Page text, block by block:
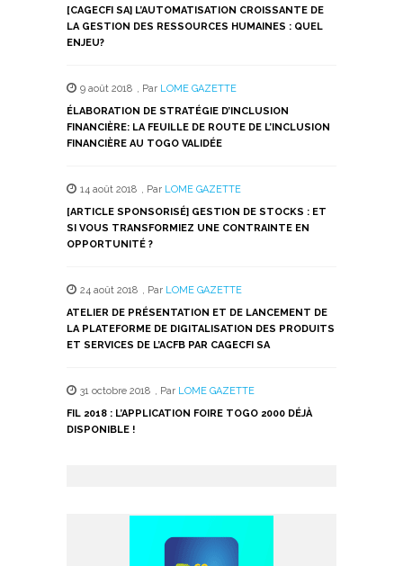
fenêtre)fenêtre) fenêtre)fenêtre) fenêtre)
[CAGECFI SA] L’AUTOMATISATION CROISSANTE DE
LA GESTION DES RESSOURCES HUMAINES : QUEL
ENJEU?
9 août 2018 , Par LOME GAZETTE
ÉLABORATION DE STRATÉGIE D’INCLUSION
FINANCIÈRE: LA FEUILLE DE ROUTE DE L’INCLUSION
FINANCIÈRE AU TOGO VALIDÉE
14 août 2018 , Par LOME GAZETTE
[ARTICLE SPONSORISÉ] GESTION DE STOCKS : ET
SI VOUS TRANSFORMIEZ UNE CONTRAINTE EN
OPPORTUNITÉ ?
24 août 2018 , Par LOME GAZETTE
ATELIER DE PRÉSENTATION ET DE LANCEMENT DE
LA PLATEFORME DE DIGITALISATION DES PRODUITS
ET SERVICES DE L’ACFB PAR CAGECFI SA
31 octobre 2018 , Par LOME GAZETTE
FIL 2018 : L’APPLICATION FOIRE TOGO 2000 DÉJÀ
DISPONIBLE !